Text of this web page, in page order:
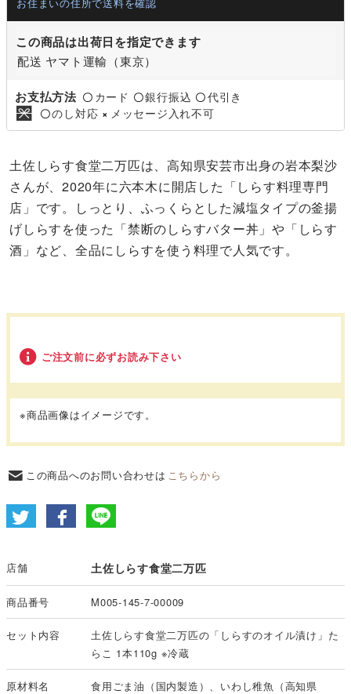
この商品は出荷日を指定できます
配送 ヤマト運輸（東京）
お支払方法 〇 カード 〇銀行振込 〇代引き
〇のし対応 × メッセージ入れ不可
土佐しらす食堂二万匹は、高知県安芸市出身の岩本梨沙
さんが、2020年に六本木に開店した「しらす料理専門
店」です。しっとり、ふっくらとした減塩タイプの釜揚
げしらすを使った「禁断のしらすバター丼」や「しらす
酒」など、全品にしらすを使う料理で人気です。
ご注文前に必ずお読み下さい
※商品画像はイメージです。
この商品へのお問い合わせは こちらから
店舗 土佐しらす食堂二万匹
商品番号 M005-145-7-00009
セット内容
土佐しらす食堂二万匹の「しらすのオイル漬け」た
らこ 1本110g ※冷蔵
原材料名
食用ごま油（国内製造）、いわし稚魚（高知県